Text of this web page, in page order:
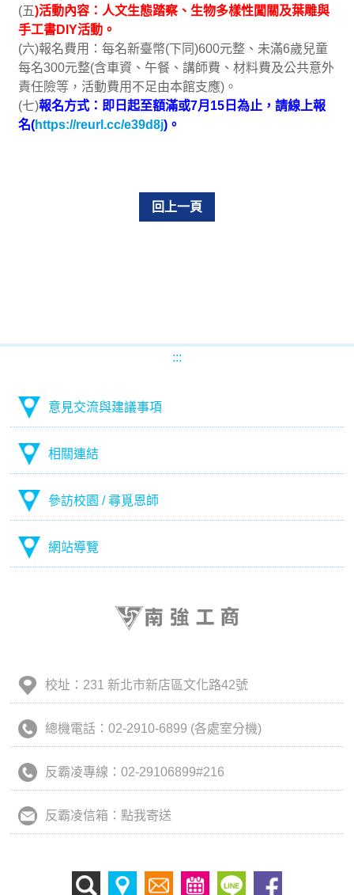
(五)活動內容：人文生態踏察、生物多樣性闖關及葉雕與
手工書DIY活動。
(六)報名費用：每名新臺幣(下同)600元整、未滿6歲兒童
每名300元整(含車資、午餐、講師費、材料費及公共意外
責任險等，活動費用不足由本館支應)。
(七)報名方式：即日起至額滿或7月15日為止，請線上報
名(https://reurl.cc/e39d8j)。
回上一頁
:::
意見交流與建議事項
相關連結
參訪校園 / 尋覓恩師
網站導覽
校址：231 新北市新店區文化路42號
總機電話：02-2910-6899 (各處室分機)
反霸凌專線：02-29106899#216
反霸凌信箱：點我寄送